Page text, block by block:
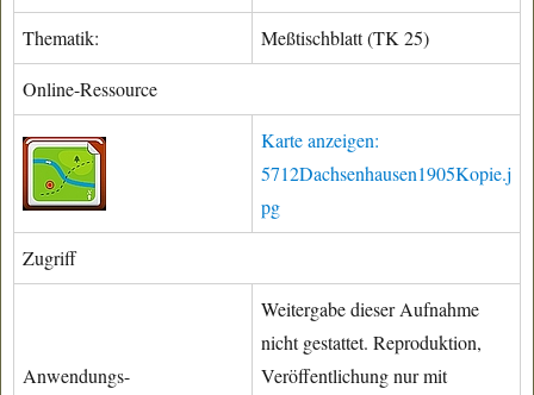
Thematik: Meßtischblatt (TK 25)
Online-Ressource
Karte anzeigen:
5712Dachsenhausen1905Kopie.j
pg
Zugriff
Anwendungs-
Weitergabe dieser Aufnahme
nicht gestattet. Reproduktion,
Veröffentlichung nur mit